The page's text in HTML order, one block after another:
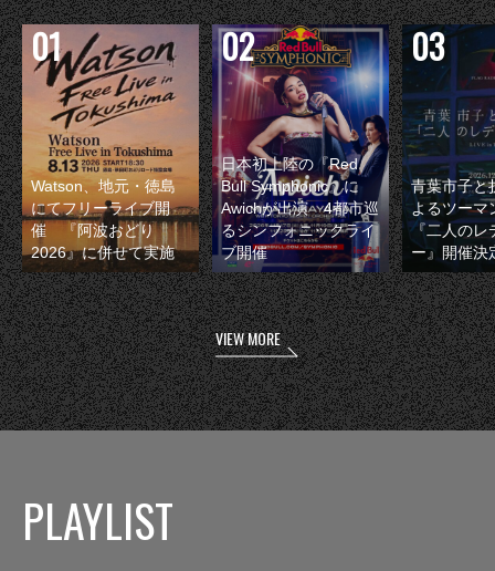
Watson、地元・徳島
にてフリーライブ開
催 『阿波おどり
2026』に併せて実施
日本初上陸の『Red
Bull Symphonic』に
Awichが出演 4都市巡
るシンフォニックライ
ブ開催
青葉市子と
よるツーマ
『二人のレ
ー』開催決
VIEW MORE
PLAYLIST